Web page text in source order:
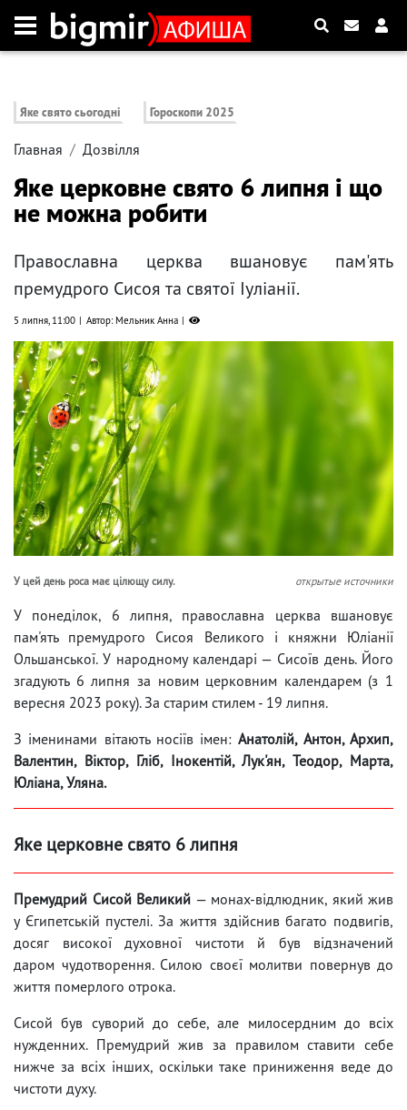
Яке свято сьогодні Гороскопи 2025
Главная Дозвілля
Яке церковне свято 6 липня і що
не можна робити
Православна церква вшановує пам'ять
премудрого Сисоя та святої Іуліанії.
5 липня, 11:00 Автор: Мельник Анна
У цей день роса має цілющу силу. открытые источники
У понеділок, 6 липня, православна церква вшановує
пам'ять премудрого Сисоя Великого і княжни Юліанії
Ольшанської. У народному календарі — Сисоїв день. Його
згадують 6 липня за новим церковним календарем (з 1
вересня 2023 року). За старим стилем - 19 липня.
З іменинами вітають носіїв імен:Анатолій, Антон, Архип,
Валентин, Віктор, Гліб, Інокентій, Лук'ян, Теодор, Марта,
Юліана, Уляна.
Яке церковне свято 6 липня
Премудрий Сисой Великий — монах-відлюдник, який жив
у Єгипетській пустелі. За життя здійснив багато подвигів,
досяг високої духовної чистоти й був відзначений
даром чудотворення. Силою своєї молитви повернув до
життя померлого отрока.
Сисой був суворий до себе, але милосердним до всіх
нужденних. Премудрий жив за правилом ставити себе
нижче за всіх інших, оскільки таке приниження веде до
чистоти духу.